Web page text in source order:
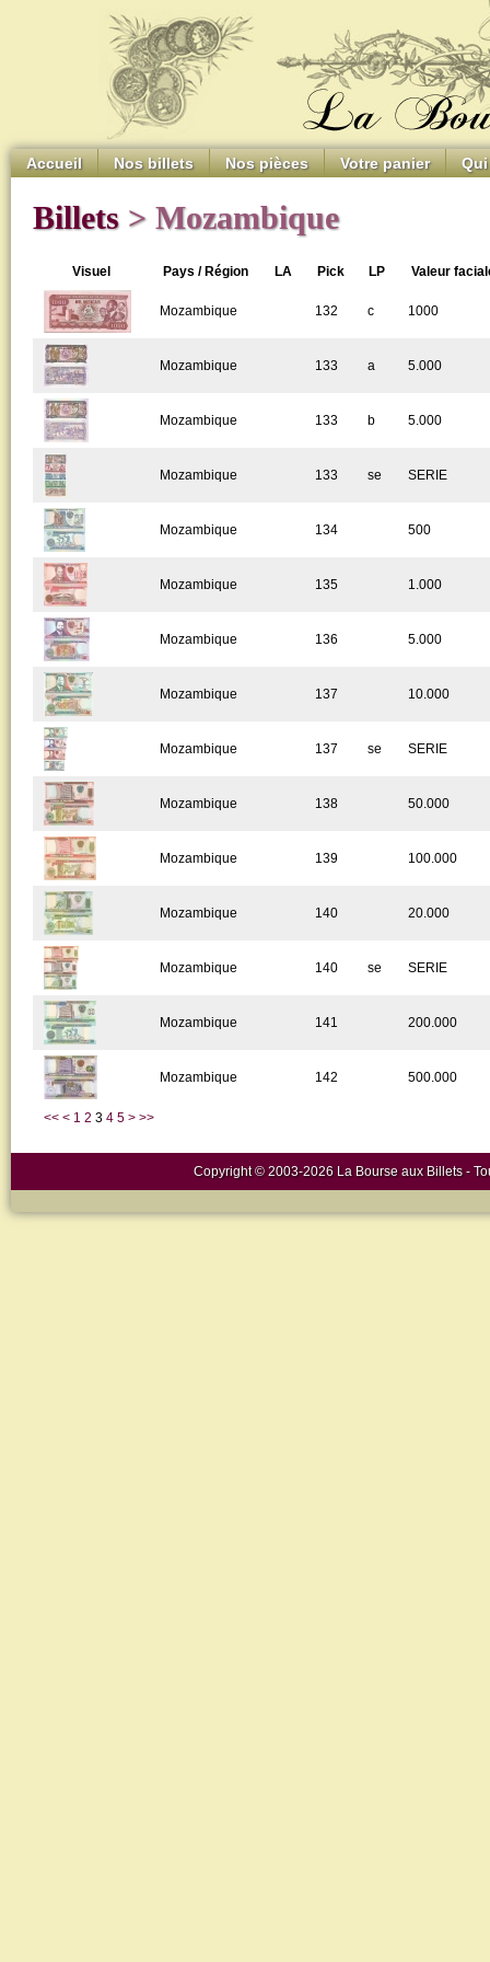
Accueil Nos billets Nos pièces Votre panier
Billets > Mozambique
Visuel Pays / Région LA Pick LP Valeur
<< < 1 2 3 4 5 > >>
Mozambique 132 c 1000
Mozambique 133 a 5.000
Mozambique 133 b 5.000
Mozambique 133 se SERIE
Mozambique 134 500
Mozambique 135 1.000
Mozambique 136 5.000
Mozambique 137 10.000
Mozambique 137 se SERIE
Mozambique 138 50.000
Mozambique 139 100.000
Mozambique 140 20.000
Mozambique 140 se SERIE
Mozambique 141 200.000
Mozambique 142 500.000
Copyright © 2003-2026 La Bourse aux Billets -